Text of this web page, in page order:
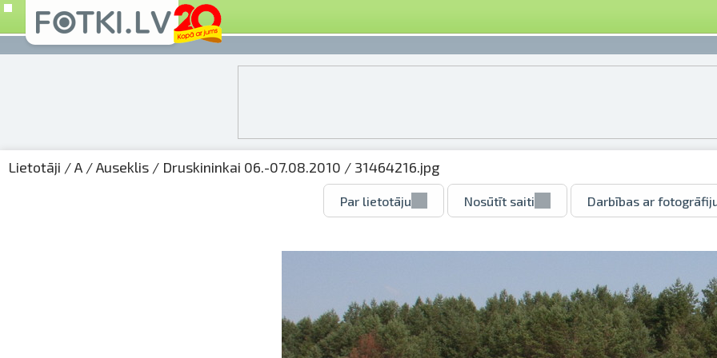
Lietotāji /A /Auseklis / Druskininkai 06.-07.08.2010 / 31464216.jpg
Par lietotāju Nosūtīt saiti Darbības ar